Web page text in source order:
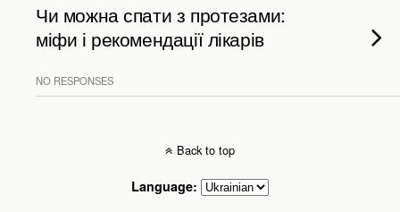
Чи можна спати з протезами:
міфи і рекомендації лікарів
NO RESPONSES
Back to top
Language: